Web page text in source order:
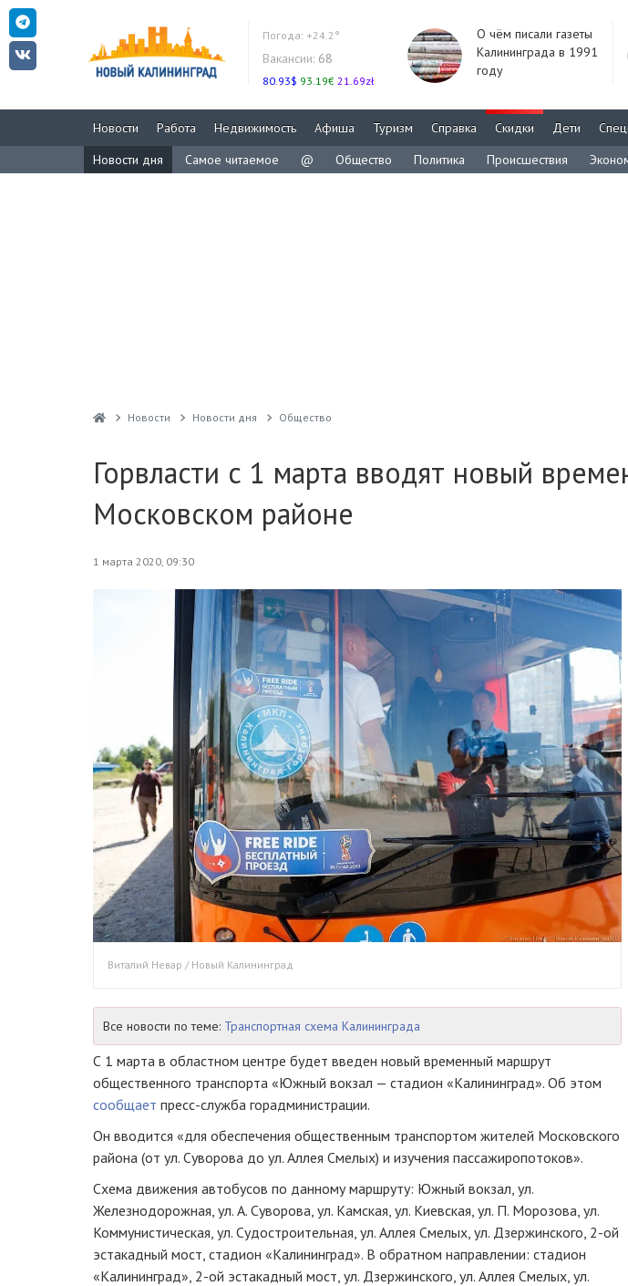
Погода: +24.2°
Вакансии: 68
80.93$ 93.19€ 21.69zł
О чём писали газеты
Калининграда в 1991
году
Новости Работа Недвижимость Афиша Туризм Справка Скидки Дети
Новости дня
Самое читаемое @ Общество Политика Происшествия
Новости Новости дня Общество
Горвласти с 1 марта вводят новый
Московском районе
1 марта 2020, 09:30
Виталий Невар / Новый Калининград
Все новости по теме: Транспортная схема Калининграда
С 1 марта в областном центре будет введен новый временный маршрут
общественного транспорта «Южный вокзал — стадион «Калининград». Об этом
сообщает пресс-служба горадминистрации.
Он вводится «для обеспечения общественным транспортом жителей Московского
района (от ул. Суворова до ул. Аллея Смелых) и изучения пассажиропотоков».
Схема движения автобусов по данному маршруту: Южный вокзал, ул.
Железнодорожная, ул. А. Суворова, ул. Камская, ул. Киевская, ул. П. Морозова, ул.
Коммунистическая, ул. Судостроительная, ул. Аллея Смелых, ул. Дзержинского, 2-ой
эстакадный мост, стадион «Калининград». В обратном направлении: стадион
«Калининград», 2-ой эстакадный мост, ул. Дзержинского, ул. Аллея Смелых, ул.